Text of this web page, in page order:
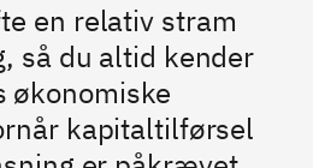
en relativ stram
så du altid kender
økonomiske
kapitaltilførsel